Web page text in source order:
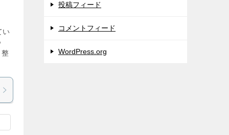
い
整
投稿フィード
コメントフィード
WordPress.org